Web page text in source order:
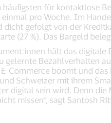
häufigsten für kontaktlose
pro Woche. Im
dicht gefolgt von der
(27 %). Das Bargeld
hält das digitale
gelernte Bezahlverhalten
Commerce boomt und
Schweizer mit ihrem
digital sein wird. Denn
missen“, sagt Santosh